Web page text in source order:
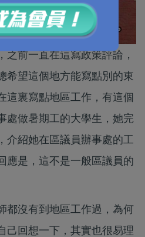
之前一直在這寫政策評論，
希望這個地方能寫點別的東
這裏寫點地區工作，有這個
處做暑期工的大學生，她完
介紹她在區議員辦事處的工
應是，這不是一般區議員的
都沒有到地區工作過，為何
己回想一下，其實也很易理